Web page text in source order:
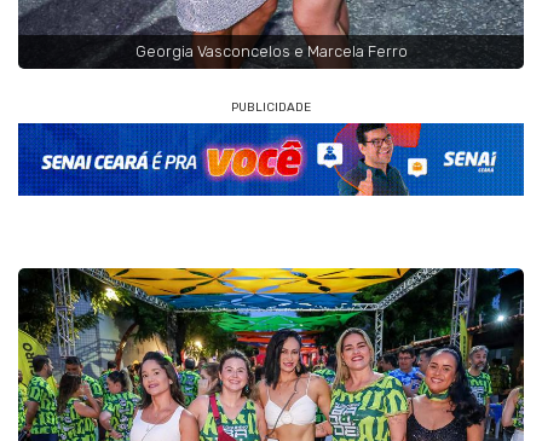
Georgia Vasconcelos e Marcela Ferro
PUBLICIDADE